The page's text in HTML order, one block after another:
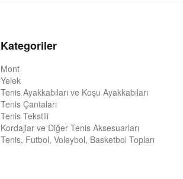
Kategoriler
Mont
Yelek
Tenis Ayakkabıları ve Koşu Ayakkabıları
Tenis Çantaları
Tenis Tekstili
Kordajlar ve Diğer Tenis Aksesuarları
Tenis, Futbol, Voleybol, Basketbol Topları